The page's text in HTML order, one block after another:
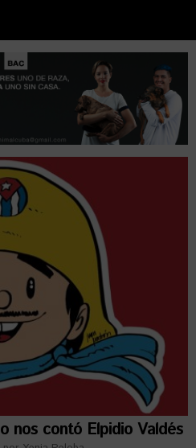
nos contó Elpidio Valdés